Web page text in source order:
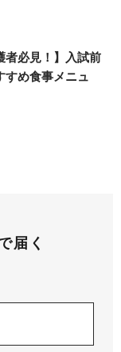
者必見！】入試前
すめ食事メニュ
届く